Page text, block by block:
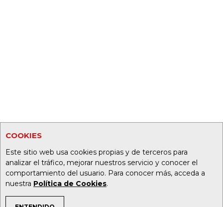
COOKIES
Este sitio web usa cookies propias y de terceros para
analizar el tráfico, mejorar nuestros servicio y conocer el
comportamiento del usuario. Para conocer más, acceda a
nuestra Política de Cookies.